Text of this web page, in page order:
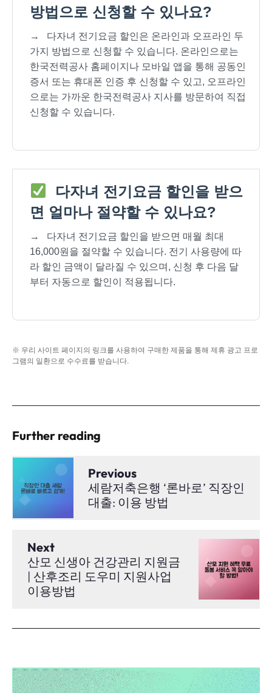
방법으로 신청할 수 있나요?
→
다자녀 전기요금 할인은 온라인과 오프라인 두
가지 방법으로 신청할 수 있습니다. 온라인으로는
한국전력공사 홈페이지나 모바일 앱을 통해 공동인
증서 또는 휴대폰 인증 후 신청할 수 있고, 오프라인
으로는 가까운 한국전력공사 지사를 방문하여 직접
신청할 수 있습니다.
다자녀 전기요금 할인을 받으
면 얼마나 절약할 수 있나요?
→
다자녀 전기요금 할인을 받으면 매월 최대
16,000원을 절약할 수 있습니다. 전기 사용량에 따
라 할인 금액이 달라질 수 있으며, 신청 후 다음 달
부터 자동으로 할인이 적용됩니다.
※ 우리 사이트 페이지의 링크를 사용하여 구매한 제품을 통해 제휴 광고 프로
그램의 일환으로 수수료를 받습니다.
Further reading
Previous
세람저축은행 ‘론바로’ 직장인
대출: 이용 방법
Next
산모 신생아 건강관리 지원금
| 산후조리 도우미 지원사업
이용방법